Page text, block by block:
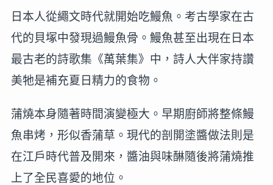
日本人從繩文時代就開始吃鰻魚。考古學家在古
代的貝塚中發現過鰻魚骨。鰻魚甚至出現在日本
最古老的詩歌集《萬葉集》中，詩人大伴家持讚
美牠是補充夏日精力的食物。
蒲燒本身隨著時間演變極大。早期廚師將整條鰻
魚串烤，形似香蒲草。現代的剖開塗醬做法則是
在江戶時代普及開來，醬油與味醂隨後將蒲燒推
上了全民喜愛的地位。